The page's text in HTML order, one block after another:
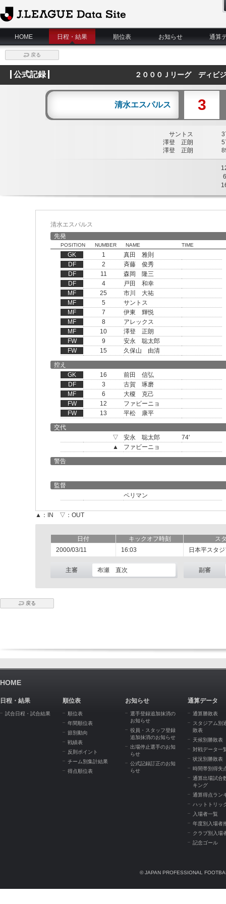
J.League Data Site
HOME
日程・結果 順位表 お知らせ 通算
戻る
公式記録 ２０００Ｊリーグ ディビ
清水エスパルス 3
サントス
澤登 正朗
澤登 正朗
6
清水エスパルス
先発
POSITION NUMBER NAME TIME
GK 1
真田 雅則
DF
2
斉藤 俊秀
DF
11
森岡 隆三
DF
4
戸田 和幸
MF
25
市川 大祐
MF
5
サントス
MF
7
伊東 輝悦
MF
8
アレックス
MF
10
澤登 正朗
FW
9
安永 聡太郎
FW
15
久保山 由清
控え
GK
16
前田 信弘
DF
3
古賀 琢磨
MF
6
大榎 克己
FW
12
ファビーニョ
FW
13
平松 康平
交代
▽
安永 聡太郎
74'
▲
ファビーニョ
警告
監督
ペリマン
▲：IN ▽：OUT
日付 キックオフ時刻
ス
2000/03/11
16:03 日本平スタ
主審 布瀬 直次 副審
戻る
HOME
日程・結果
試合日程・試合結果
順位表
順位表
年間順位表
節別動向
戦績表
反則ポイント
チーム別集計結果
得点順位表
お知らせ
選手登録追加抹消の
お知らせ
役員・スタッフ登録
追加抹消のお知らせ
出場停止選手のお知
らせ
公式記録訂正のお知
らせ
通算データ
通算勝敗表
スタジアム別
敗表
天候別勝敗表
対戦データ一
状況別勝敗表
時間帯別得失
通算出場試合
キング
通算得点ラン
ハットトリッ
入場者一覧
年度別入場者
クラブ別入場
記念ゴール
© JAPAN PROFESSIONAL